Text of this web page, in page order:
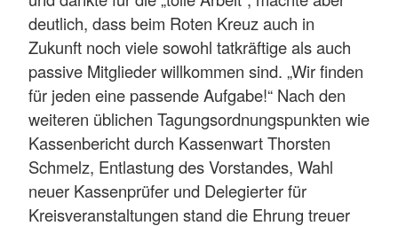
deutlich, dass beim Roten Kreuz auch in
Zukunft noch viele sowohl tatkräftige als auch
passive Mitglieder willkommen sind. „Wir finden
für jeden eine passende Aufgabe!“ Nach den
weiteren üblichen Tagungsordnungspunkten wie
Kassenbericht durch Kassenwart Thorsten
Schmelz, Entlastung des Vorstandes, Wahl
neuer Kassenprüfer und Delegierter für
Kreisveranstaltungen stand die Ehrung treuer